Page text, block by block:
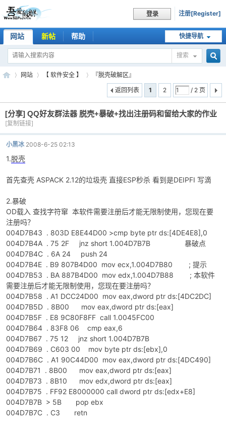
登录 注册[Register]
快捷导航
网站 新帖 帮助
搜索
索
吾
爱
破
»
网站
›
【 软件安全 】
›
『脱壳破解区』
1
2 / 2 页
返回列表
[分享] QQ好友群法器 脱壳+暴破+找出注册码和留给大家的作业
[复制链接]
小黑冰 2008-6-25 02:13
1.脱壳
首先查壳 ASPACK 2.12的垃圾壳 直接ESP秒杀 看到是DEIPFI 写滴
2.暴破
OD载入 查找字符窜 本软件需要注册后才能无限制使用，您现在要
注册吗？
004D7B43 . 803D E8E44D00 >cmp byte ptr ds:[4DE4E8],0
004D7B4A . 75 2F jnz short 1.004D7B7B 暴破点
004D7B4C . 6A 24 push 24
004D7B4E . B9 807B4D00 mov ecx,1.004D7B80 ; 提示
004D7B53 . BA 887B4D00 mov edx,1.004D7B88 ; 本软件
需要注册后才能无限制使用，您现在要注册吗？
004D7B58 . A1 DCC24D00 mov eax,dword ptr ds:[4DC2DC]
004D7B5D . 8B00 mov eax,dword ptr ds:[eax]
004D7B5F . E8 9C80F8FF call 1.0045FC00
004D7B64 . 83F8 06 cmp eax,6
004D7B67 . 75 12 jnz short 1.004D7B7B
004D7B69 . C603 00 mov byte ptr ds:[ebx],0
004D7B6C . A1 90C44D00 mov eax,dword ptr ds:[4DC490]
004D7B71 . 8B00 mov eax,dword ptr ds:[eax]
004D7B73 . 8B10 mov edx,dword ptr ds:[eax]
004D7B75 . FF92 E8000000 call dword ptr ds:[edx+E8]
004D7B7B > 5B pop ebx
004D7B7C . C3 retn